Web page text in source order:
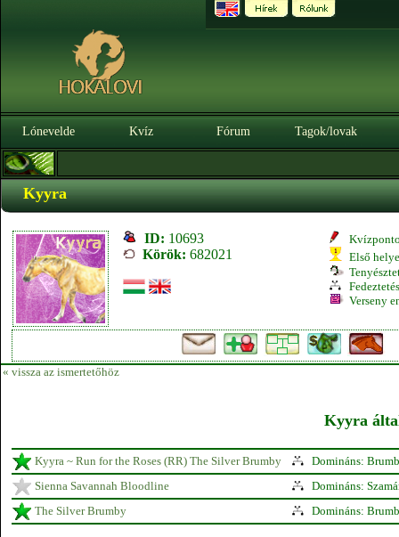
Lónevelde Kvíz Fórum Tagok/lovak
Kyyra
ID: 10693
Körök: 682021
Első
Verseny
« vissza az ismertetőhöz
Kyyra
Kyyra ~ Run for the Roses (RR) The Silver Brumby
Domináns:
Sienna Savannah Bloodline
Domináns:
The Silver Brumby
Domináns: